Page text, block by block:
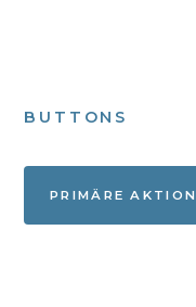
BUTTONS
PRIMÄRE AKTION